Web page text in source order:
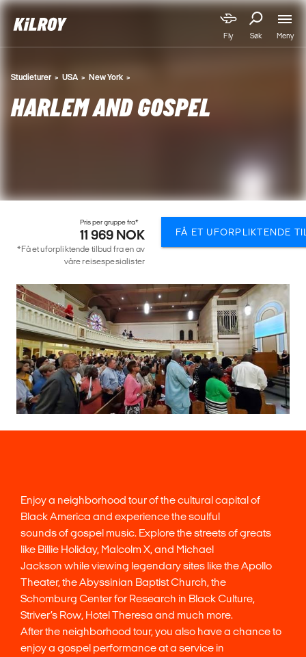
Fly Søk Meny
Studieturer USA New York
HARLEM AND GOSPEL
Enjoy a neighborhood tour of the cultural capital of
Black America and experience the soulful
sounds of gospel music. Explore the streets of greats
like Billie Holiday, Malcolm X, and Michael
Jackson while viewing legendary sites like the Apollo
Theater, the Abyssinian Baptist Church, the
Schomburg Center for Research in Black Culture,
Striver’s Row, Hotel Theresa and much more.
After the neighborhood tour, you also have a chance to
enjoy a gospel performance at a service in
Pris per gruppe fra*
11 969 NOK
*Få et uforpliktende tilbud fra en av
våre reisespesialister
FÅ ET UFORPLIKTENDE